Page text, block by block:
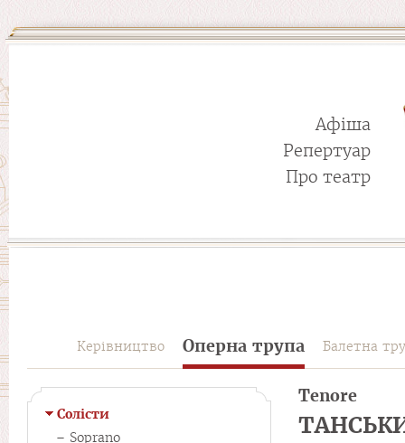
Афіша
Репертуар
Про театр
Керівництво Оперна трупа Балетна
Солісти
Soprano
Tenore